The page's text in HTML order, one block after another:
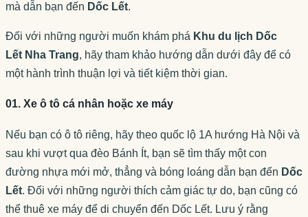
mà dẫn bạn đến Dốc Lết.
Đối với những người muốn khám phá Khu du lịch Dốc
Lết Nha Trang, hãy tham khảo hướng dẫn dưới đây để có
một hành trình thuận lợi và tiết kiệm thời gian.
01. Xe ô tô cá nhân hoặc xe máy
Nếu bạn có ô tô riêng, hãy theo quốc lộ 1A hướng Hà Nội và
sau khi vượt qua đèo Bánh Ít, bạn sẽ tìm thấy một con
đường nhựa mới mở, thẳng và bóng loáng dẫn bạn đến Dốc
Lết. Đối với những người thích cảm giác tự do, bạn cũng có
thể thuê xe máy để di chuyển đến Dốc Lết. Lưu ý rằng